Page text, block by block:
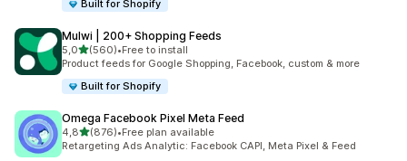
Built for Shopify
Mulwi | 200+ Shopping Feeds
5,0stelle su 5
(560)
560 recensioni totali
•Free to install
Product feeds for Google Shopping, Facebook, custom & more
Built for Shopify
Omega Facebook Pixel Meta Feed
4,8stelle su 5
(876)
876 recensioni totali
•Free plan available
Retargeting Ads Analytic: Facebook CAPI, Meta Pixel & Feed